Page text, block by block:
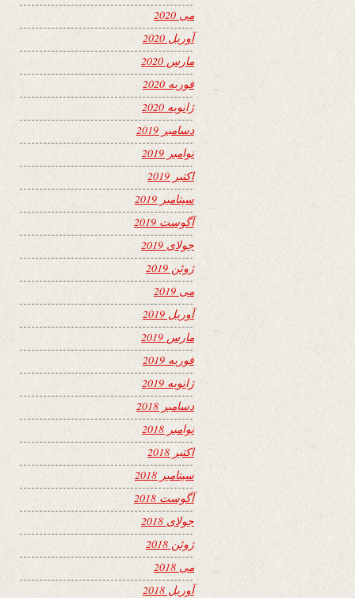
می 2020
آوریل 2020
مارس 2020
فوریه 2020
ژانویه 2020
دسامبر 2019
نوامبر 2019
اکتبر 2019
سپتامبر 2019
آگوست 2019
جولای 2019
ژوئن 2019
می 2019
آوریل 2019
مارس 2019
فوریه 2019
ژانویه 2019
دسامبر 2018
نوامبر 2018
اکتبر 2018
سپتامبر 2018
آگوست 2018
جولای 2018
ژوئن 2018
می 2018
آوریل 2018